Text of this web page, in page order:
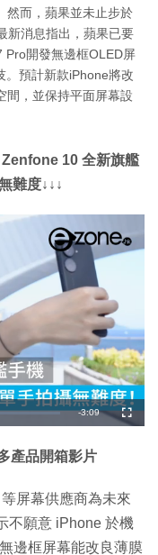
然而，蘋果並未止步於
新消息指出，蘋果已要
Pro開發無邊框OLED屏
。預計新款iPhone將改
間，並保持平面屏幕設
10 全新旗艦
難度↓↓↓
剩
時
間
-3:09
全
螢
產品開箱影片
屏幕供應商為未來
不願意 iPhone 於機
邊框屏幕能改良薄膜